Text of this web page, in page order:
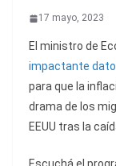
17 mayo, 2023
El ministro de
impactante
para que la
drama de los
EEUU tras la